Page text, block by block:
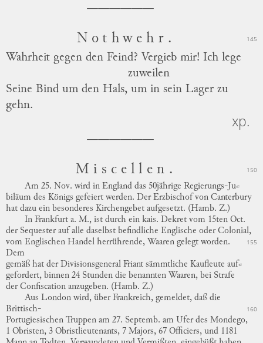
Nothwehr. 145
Wahrheit gegen den Feind? Vergieb mir! Ich lege
zuweilen
Seine Bind um den Hals, um in sein Lager zu
gehn.
xp.
Miscellen. 150
Am 25. Nov. wird in England das 50jährige Regierungs-Ju⸗
biläum des Königs gefeiert werden. Der Erzbischof von Canterbury
hat dazu ein besonderes Kirchengebet aufgesetzt. (Hamb. Z.)
In Frankfurt a. M., ist durch ein kais. Dekret vom 15ten Oct.
der Sequester auf alle daselbst befindliche Englische oder Colonial,
155
vom Englischen Handel herrührende, Waaren gelegt worden.
Dem
gemäß hat der Divisionsgeneral Friant sämmtliche Kaufleute auf⸗
gefordert, binnen 24 Stunden die benannten Waaren, bei Strafe
der Confiscation anzugeben. (Hamb. Z.)
Aus London wird, über Frankreich, gemeldet, daß die
Brittisch-
160
Portugiesischen Truppen am 27. Septemb. am Ufer des Mondego,
1 Obristen, 3 Obristlieutenants, 7 Majors, 67 Officiers, und 1181